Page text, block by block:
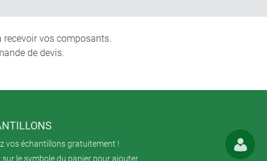
recevoir vos composants.
de devis.
vos échantillons gratuitement !
sur le symbole du panier pour ajouter